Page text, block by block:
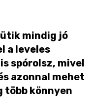
mindig jó
a leveles
spórolsz, mivel
azonnal mehet
több könnyen